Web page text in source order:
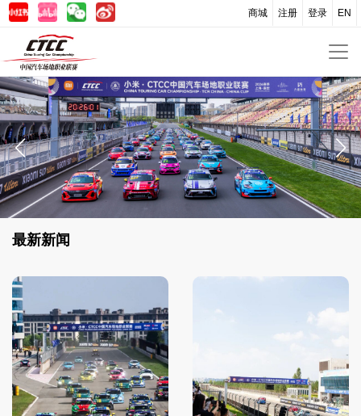
EN
登录
注册
商城
集结热爱 自成星光，CTCC上海嘉定站圆满落幕
最新新闻